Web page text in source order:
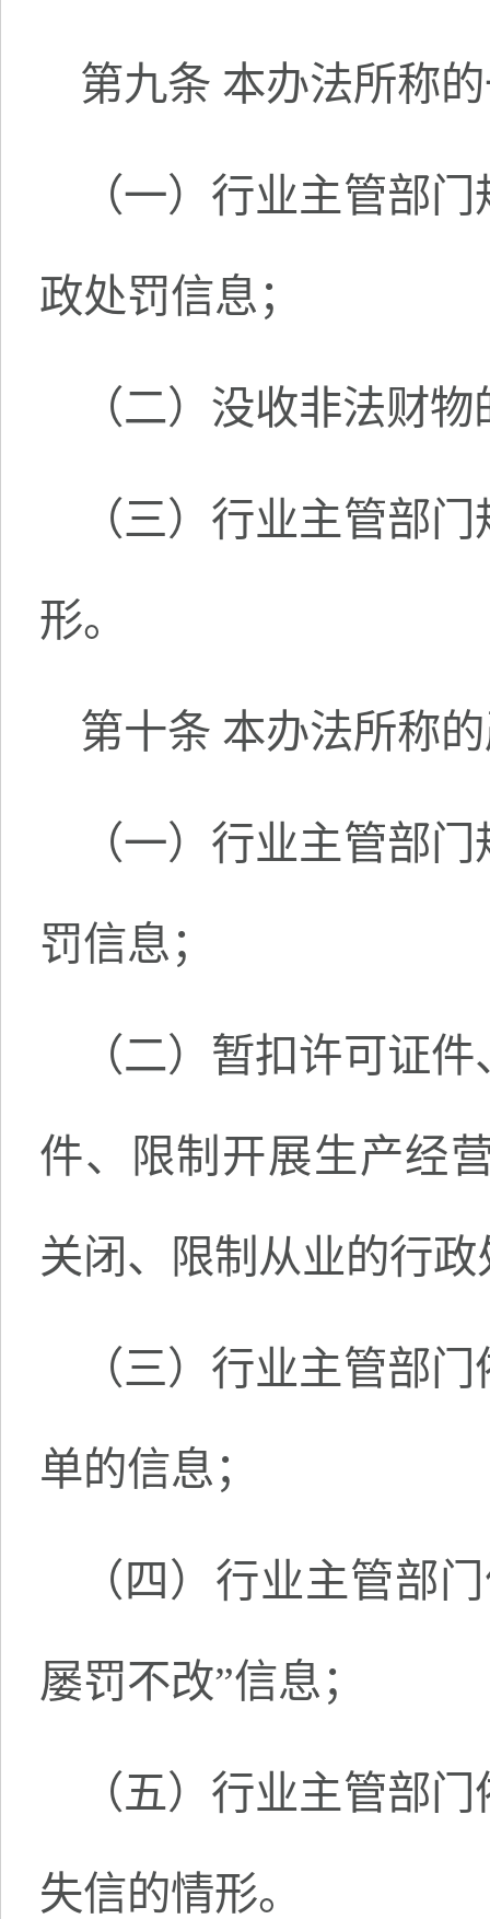
第九条 本办法所称
（一）行业主管部
政处罚信息；
（二）没收非法财
（三）行业主管部
形。
第十条 本办法所称
（一）行业主管部
罚信息；
（二）暂扣许可证
件、限制开展生产经
关闭、限制从业的行
（三）行业主管部
单的信息；
（四）行业主管部
屡罚不改”信息；
（五）行业主管部
失信的情形。